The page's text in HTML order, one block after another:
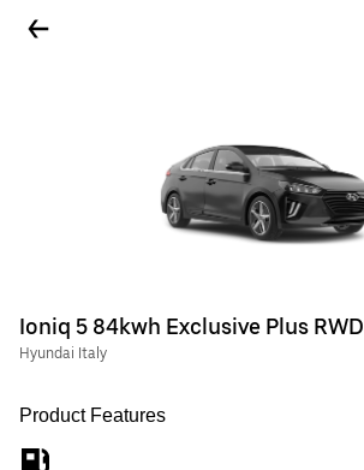
Ioniq 5 84kwh Exclusive Plus RWD
Hyundai Italy
Product Features